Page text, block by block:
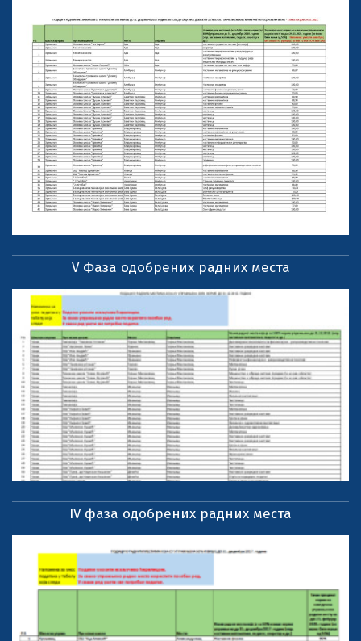
V Фаза одобрених радних места
IV фаза одобрених радних места